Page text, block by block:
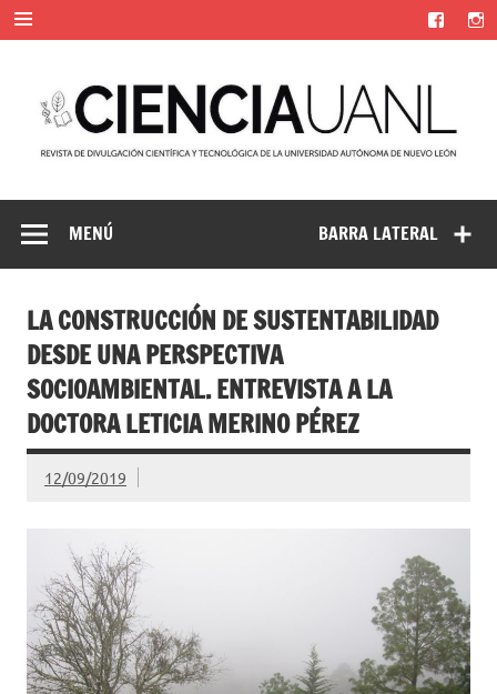
Saltar
contenido
Universidad Autónoma de Nuevo León
BARRA LATERAL
MENÚ
LA CONSTRUCCIÓN DE SUSTENTABILIDAD
DESDE UNA PERSPECTIVA
SOCIOAMBIENTAL. ENTREVISTA A LA
DOCTORA LETICIA MERINO PÉREZ
12/09/2019